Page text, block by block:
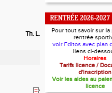
Th. L.
RENTRÉE 2026-2027
Pour tout savoir sur
rentrée
voir Editos avec plan
liens ci-
Horaires
Tarifs licence /
d'inscription
Voir les aides au
licence